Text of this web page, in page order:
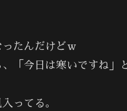
たんだけどｗ
「今日は寒いですね」
ってる。